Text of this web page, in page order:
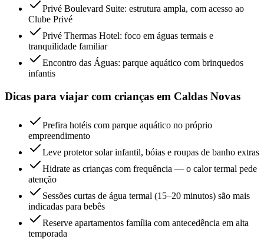
Privé Boulevard Suite: estrutura ampla, com acesso ao
Clube Privé
Privé Thermas Hotel: foco em águas termais e
tranquilidade familiar
Encontro das Águas: parque aquático com brinquedos
infantis
Dicas para viajar com crianças em Caldas Novas
Prefira hotéis com parque aquático no próprio
empreendimento
Leve protetor solar infantil, bóias e roupas de banho extras
Hidrate as crianças com frequência — o calor termal pede
atenção
Sessões curtas de água termal (15–20 minutos) são mais
indicadas para bebês
Reserve apartamentos família com antecedência em alta
temporada